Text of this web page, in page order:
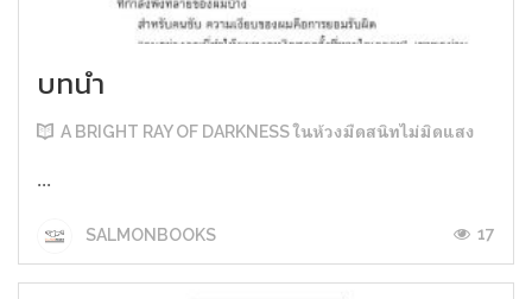
บทนำ
A BRIGHT RAY OF DARKNESS ในห้วงมืดสนิทไม่มิดแสง
...
SALMONBOOKS 17